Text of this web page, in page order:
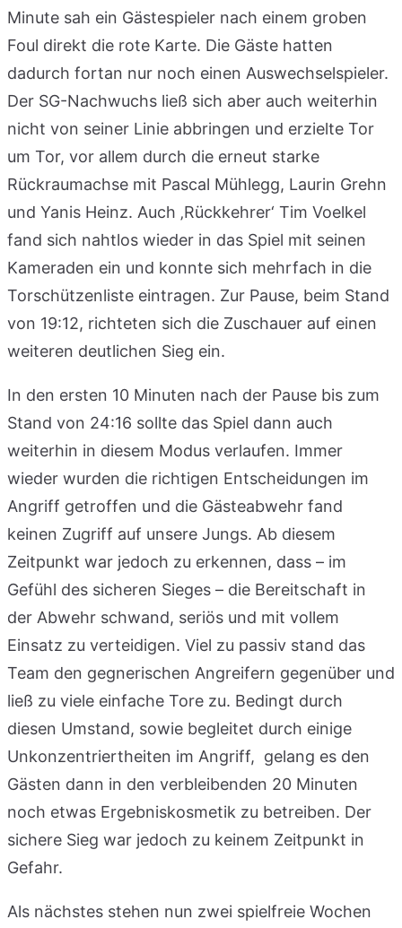
Minute sah ein Gästespieler nach einem groben
Foul direkt die rote Karte. Die Gäste hatten
dadurch fortan nur noch einen Auswechselspieler.
Der SG-Nachwuchs ließ sich aber auch weiterhin
nicht von seiner Linie abbringen und erzielte Tor
um Tor, vor allem durch die erneut starke
Rückraumachse mit Pascal Mühlegg, Laurin Grehn
und Yanis Heinz. Auch ‚Rückkehrer‘ Tim Voelkel
fand sich nahtlos wieder in das Spiel mit seinen
Kameraden ein und konnte sich mehrfach in die
Torschützenliste eintragen. Zur Pause, beim Stand
von 19:12, richteten sich die Zuschauer auf einen
weiteren deutlichen Sieg ein.
In den ersten 10 Minuten nach der Pause bis zum
Stand von 24:16 sollte das Spiel dann auch
weiterhin in diesem Modus verlaufen. Immer
wieder wurden die richtigen Entscheidungen im
Angriff getroffen und die Gästeabwehr fand
keinen Zugriff auf unsere Jungs. Ab diesem
Zeitpunkt war jedoch zu erkennen, dass – im
Gefühl des sicheren Sieges – die Bereitschaft in
der Abwehr schwand, seriös und mit vollem
Einsatz zu verteidigen. Viel zu passiv stand das
Team den gegnerischen Angreifern gegenüber und
ließ zu viele einfache Tore zu. Bedingt durch
diesen Umstand, sowie begleitet durch einige
Unkonzentriertheiten im Angriff, gelang es den
Gästen dann in den verbleibenden 20 Minuten
noch etwas Ergebniskosmetik zu betreiben. Der
sichere Sieg war jedoch zu keinem Zeitpunkt in
Gefahr.
Als nächstes stehen nun zwei spielfreie Wochen